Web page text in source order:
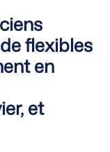
flexibles
en
et